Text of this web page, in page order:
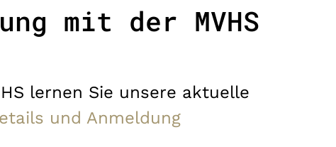
mit der MVHS
lernen Sie unsere aktuelle
und Anmeldung